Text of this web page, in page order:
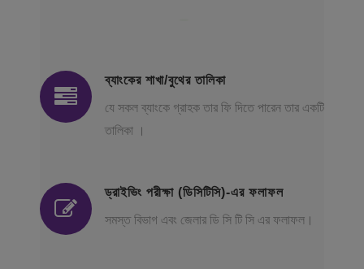
ব্যাংকের শাখা/বুথের তালিকা
যে সকল ব্যাংকে গ্রাহক তার ফি দিতে পারেন তার একটি
তালিকা ।
ড্রাইভিং পরীক্ষা (ডিসিটিসি)-এর ফলাফল
সমস্ত বিভাগ এবং জেলার ডি সি টি সি এর ফলাফল।